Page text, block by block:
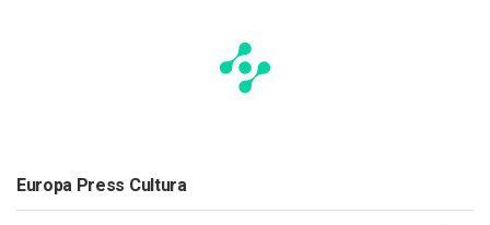
Europa Press Cultura